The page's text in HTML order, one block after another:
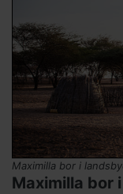
Billede
kredit
Maximilla bor i
Maximilla bor